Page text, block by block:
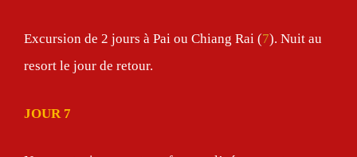
Excursion de 2 jours à Pai ou Chiang Rai (7). Nuit au
resort le jour de retour.
JOUR 7